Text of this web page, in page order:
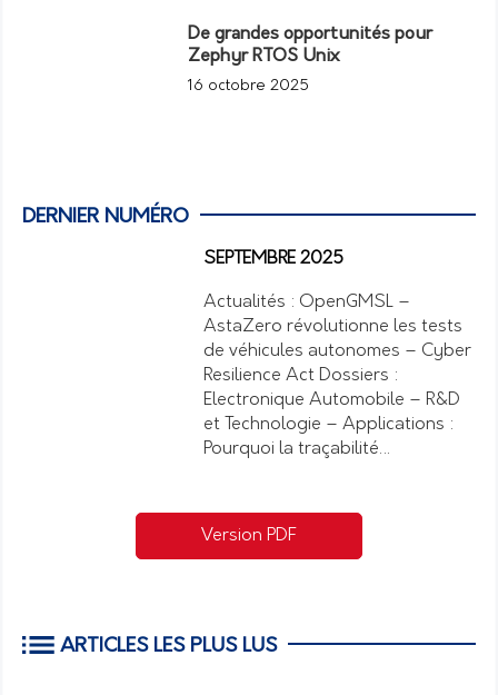
De grandes opportunités pour
Zephyr RTOS Unix
16 octobre 2025
DERNIER NUMÉRO
SEPTEMBRE 2025
Actualités : OpenGMSL –
AstaZero révolutionne les tests
de véhicules autonomes – Cyber
Resilience Act Dossiers :
Electronique Automobile – R&D
et Technologie – Applications :
Pourquoi la traçabilité…
Version PDF
ARTICLES LES PLUS LUS